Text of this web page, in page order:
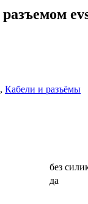
, Кабели и разъёмы
без
да